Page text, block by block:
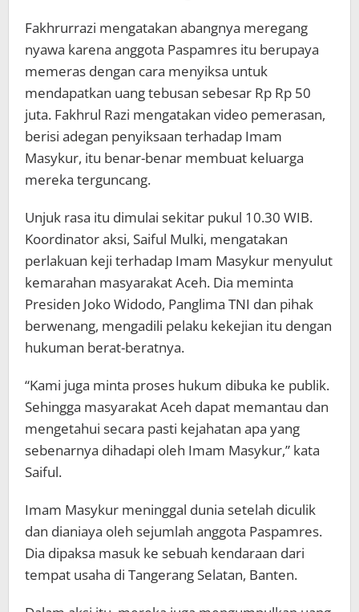
Fakhrurrazi mengatakan abangnya meregang
nyawa karena anggota Paspamres itu berupaya
memeras dengan cara menyiksa untuk
mendapatkan uang tebusan sebesar Rp Rp 50
juta. Fakhrul Razi mengatakan video pemerasan,
berisi adegan penyiksaan terhadap Imam
Masykur, itu benar-benar membuat keluarga
mereka terguncang.
Unjuk rasa itu dimulai sekitar pukul 10.30 WIB.
Koordinator aksi, Saiful Mulki, mengatakan
perlakuan keji terhadap Imam Masykur menyulut
kemarahan masyarakat Aceh. Dia meminta
Presiden Joko Widodo, Panglima TNI dan pihak
berwenang, mengadili pelaku kekejian itu dengan
hukuman berat-beratnya.
“Kami juga minta proses hukum dibuka ke publik.
Sehingga masyarakat Aceh dapat memantau dan
mengetahui secara pasti kejahatan apa yang
sebenarnya dihadapi oleh Imam Masykur,” kata
Saiful.
Imam Masykur meninggal dunia setelah diculik
dan dianiaya oleh sejumlah anggota Paspamres.
Dia dipaksa masuk ke sebuah kendaraan dari
tempat usaha di Tangerang Selatan, Banten.